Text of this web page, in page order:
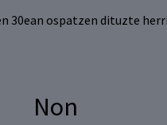
30ean ospatzen dituzte
Non